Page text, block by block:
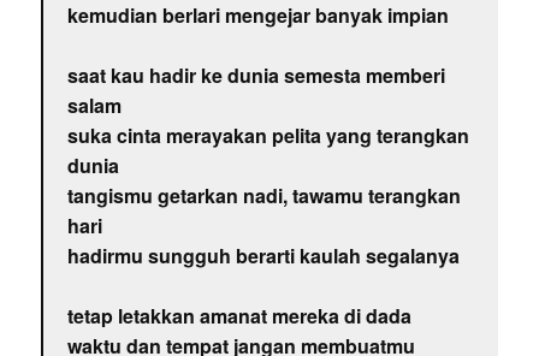
kemudian berlari mengejar banyak impian
saat kau hadir ke dunia semesta memberi
salam
suka cinta merayakan pelita yang terangkan
dunia
tangismu getarkan nadi, tawamu terangkan
hari
hadirmu sungguh berarti kaulah segalanya
tetap letakkan amanat mereka di dada
waktu dan tempat jangan membuatmu